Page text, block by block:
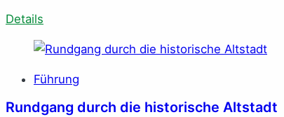
Details
Führung
Rundgang durch die historische Altstadt